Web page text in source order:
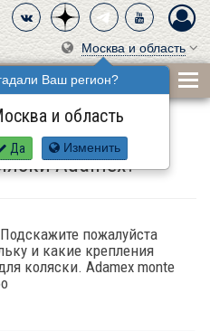
Москва и область
Ваш регион?
и область
Да Изменить
Adamex?
пожалуйста
и какие крепления
коляски. Adamex monte